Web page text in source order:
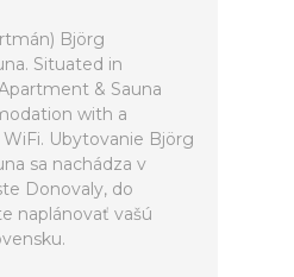
Björg
Situated in
& Sauna
with a
Ubytovanie Björg
sa nachádza v
Donovaly, do
naplánovať vašú